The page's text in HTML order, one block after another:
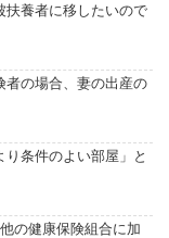
扶養者に移したいので
者の場合、妻の出産の
条件のよい部屋」と
の健康保険組合に加